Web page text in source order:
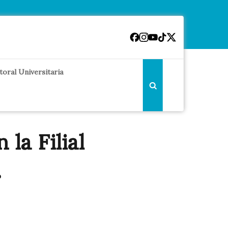
Universitaria
la Filial